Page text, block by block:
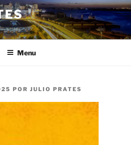
Menu
POR JULIO PRATES